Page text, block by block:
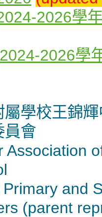
2026學
2026學
學校王錦
員會
Association
and
(parent